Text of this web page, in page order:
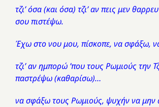
τζι’ όσα (και όσα) τζι’ αν πεις μεν
σου πιστέψω.
Έχω στο νου μου, πίσκοπε, να σφάξω,
τζι’ αν ημπορώ ’που τους Ρωμιούς την
παστρέψω (καθαρίσω)…
να σφάξω τους Ρωμιούς, ψυχήν να